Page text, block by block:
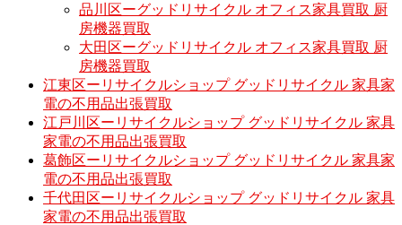
品川区ーグッドリサイクル オフィス家具買取 厨
房機器買取
大田区ーグッドリサイクル オフィス家具買取 厨
房機器買取
江東区ーリサイクルショップ グッドリサイクル 家具家
電の不用品出張買取
江戸川区ーリサイクルショップ グッドリサイクル 家具
家電の不用品出張買取
葛飾区ーリサイクルショップ グッドリサイクル 家具家
電の不用品出張買取
千代田区ーリサイクルショップ グッドリサイクル 家具
家電の不用品出張買取